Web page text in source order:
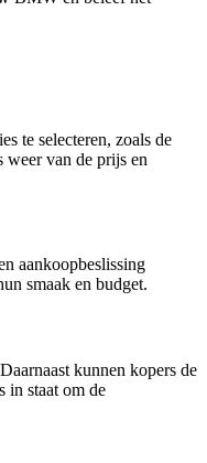
te selecteren, zoals de
weer van de prijs en
aankoopbeslissing
smaak en budget.
kunnen kopers de
in staat om de